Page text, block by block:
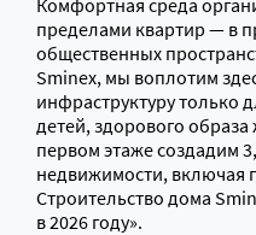
Комфортная среда
пределами квартир — в
общественных
Sminex, мы воплотим
инфраструктуру только
детей, здорового
первом этаже создадим
недвижимости, включая
Строительство дома
в 2026 году».